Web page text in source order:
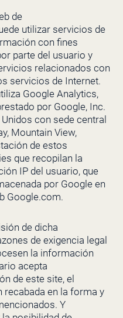
de
utilizar servicios de
con fines
parte del usuario y
relacionados con
servicios de Internet.
Google Analytics,
por Google, Inc.
con sede central
Mountain View,
de estos
que recopilan la
IP del usuario, que
por Google en
Google.com.
de dicha
de exigencia legal
la información
acepta
de este site, el
en la forma y
Y